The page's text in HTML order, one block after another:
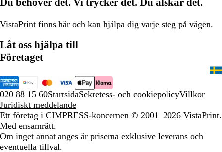
VistaPrint finns här och kan hjälpa dig varje steg på vägen.
Låt oss hjälpa till
Företaget
020 88 15 60StartsidaSekretess- och cookiepolicyVillkor
Juridiskt meddelande
Ett företag i CIMPRESS-koncernen © 2001–2026 VistaPrint.
Med ensamrätt.
Om inget annat anges är priserna exklusive leverans och
eventuella tillval.